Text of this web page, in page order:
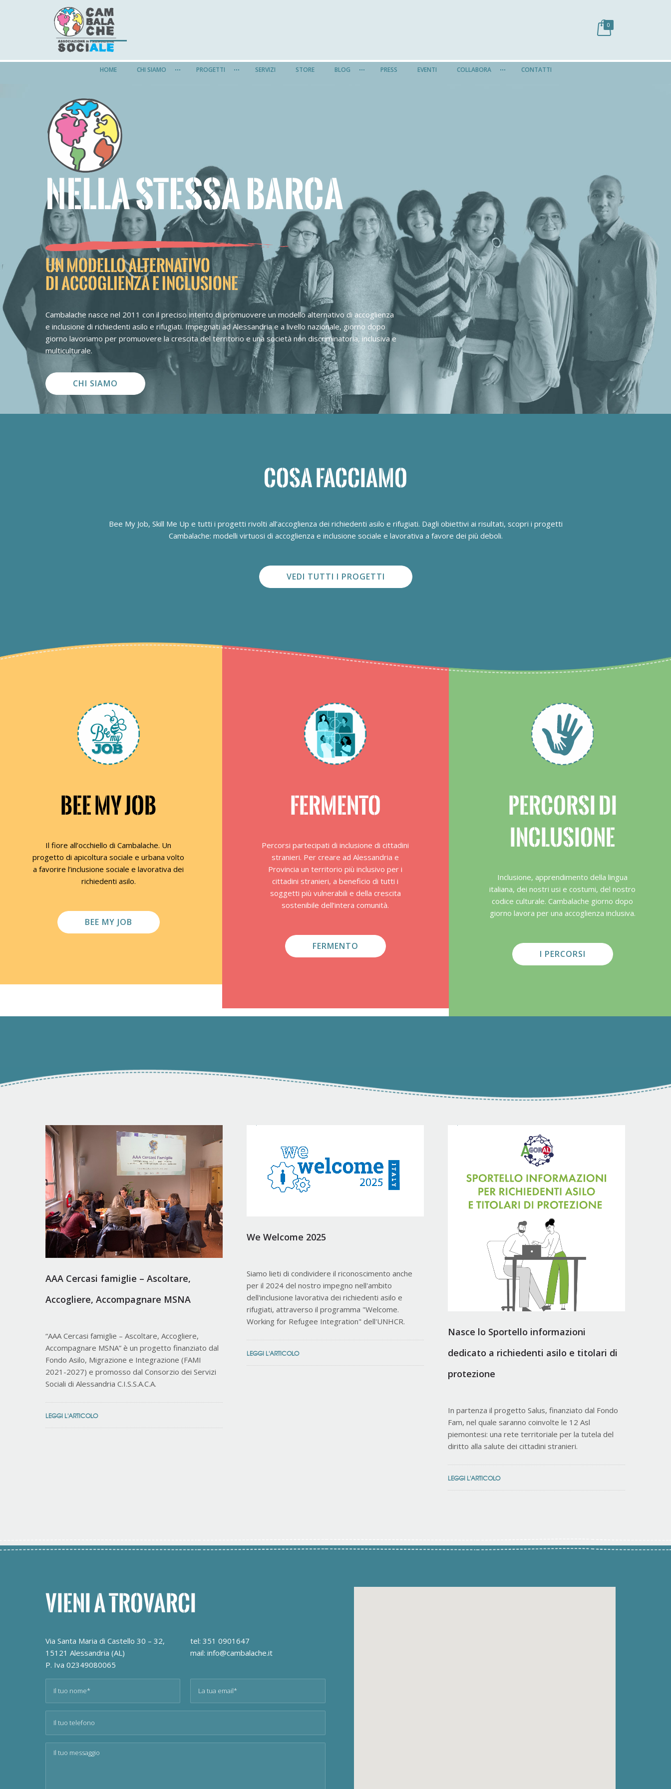
0
HOME CHI SIAMO PROGETTI SERVIZI STORE BLOG PRESS EVENTI COLLABORA CONTATTI
NELLA STESSA BARCA
UN MODELLO ALTERNATIVO
DI ACCOGLIENZA E INCLUSIONE
Cambalache nasce nel 2011 con il preciso intento di promuovere un modello alternativo di accoglienza
e inclusione di richiedenti asilo e rifugiati. Impegnati ad Alessandria e a livello nazionale, giorno dopo
giorno lavoriamo per promuovere la crescita del territorio e una società non discriminatoria, inclusiva e
multiculturale.
CHI SIAMO
COSA FACCIAMO
Bee My Job, Skill Me Up e tutti i progetti rivolti all’accoglienza dei richiedenti asilo e rifugiati. Dagli obiettivi ai risultati, scopri i progetti
Cambalache: modelli virtuosi di accoglienza e inclusione sociale e lavorativa a favore dei più deboli.
VEDI TUTTI I PROGETTI
BEE MY JOB
Il fiore all’occhiello di Cambalache. Un
progetto di apicoltura sociale e urbana volto
a favorire l’inclusione sociale e lavorativa dei
richiedenti asilo.
BEE MY JOB
FERMENTO
Percorsi partecipati di inclusione di cittadini
stranieri. Per creare ad Alessandria e
Provincia un territorio più inclusivo per i
cittadini stranieri, a beneficio di tutti i
soggetti più vulnerabili e della crescita
sostenibile dell’intera comunità.
FERMENTO
PERCORSI DI
INCLUSIONE
Inclusione, apprendimento della lingua
italiana, dei nostri usi e costumi, del nostro
codice culturale. Cambalache giorno dopo
giorno lavora per una accoglienza inclusiva.
I PERCORSI
AAA Cercasi famiglie – Ascoltare,
Accogliere, Accompagnare MSNA
“AAA Cercasi famiglie – Ascoltare, Accogliere,
Accompagnare MSNA” è un progetto finanziato dal
Fondo Asilo, Migrazione e Integrazione (FAMI
2021-2027) e promosso dal Consorzio dei Servizi
Sociali di Alessandria C.I.S.S.A.C.A.
LEGGI L'ARTICOLO
We Welcome 2025
Siamo lieti di condividere il riconoscimento anche
per il 2024 del nostro impegno nell'ambito
dell'inclusione lavorativa dei richiedenti asilo e
rifugiati, attraverso il programma "Welcome.
Working for Refugee Integration" dell'UNHCR.
LEGGI L'ARTICOLO
Nasce lo Sportello informazioni
dedicato a richiedenti asilo e titolari di
protezione
In partenza il progetto Salus, finanziato dal Fondo
Fam, nel quale saranno coinvolte le 12 Asl
piemontesi: una rete territoriale per la tutela del
diritto alla salute dei cittadini stranieri.
LEGGI L'ARTICOLO
VIENI A TROVARCI
Via Santa Maria di Castello 30 – 32,
15121 Alessandria (AL)
P. Iva 02349080065
tel: 351 0901647
mail: info@cambalache.it